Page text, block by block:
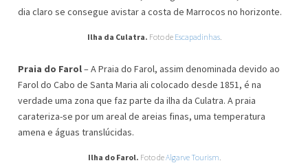
dia claro se consegue avistar a costa de Marrocos no horizonte.
Ilha da Culatra. Foto de Escapadinhas.
Praia do Farol– A Praia do Farol, assim denominada devido ao
Farol do Cabo de Santa Maria ali colocado desde 1851, é na
verdade uma zona que faz parte da ilha da Culatra. A praia
carateriza-se por um areal de areias finas, uma temperatura
amena e águas translúcidas.
Ilha do Farol. Foto deAlgarve Tourism